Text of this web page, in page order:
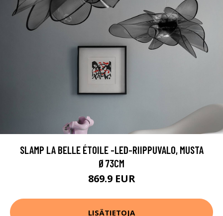
SLAMP LA BELLE ÉTOILE -LED-RIIPPUVALO, MUSTA
Ø73CM
869.9 EUR
LISÄTIETOJA